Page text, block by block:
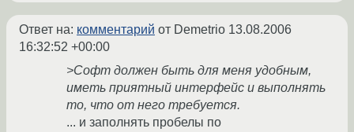
Ответ на: комментарий от Demetrio 13.08.2006
16:32:52 +00:00
>Софт должен быть для меня удобным,
иметь приятный интерфейс и выполнять
то, что от него требуется.
... и заполнять пробелы по